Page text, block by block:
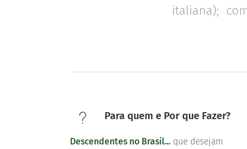
italiana);
Para quem e Por que Fazer?
Descendentes no Brasil... que desejam